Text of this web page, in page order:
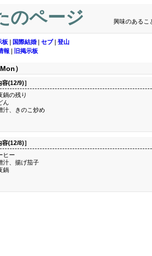
のページ 興味のあるこ
板 国際結婚 セブ| 登山
報 旧掲示板
）
容(12/9)］
鍋の残り
ん
汁、きのこ炒め
容(12/8)］
ヒー
汁、揚げ茄子
鍋